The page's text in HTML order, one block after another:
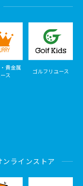
貴金属
ス
ゴルフリユース
ンラインストア